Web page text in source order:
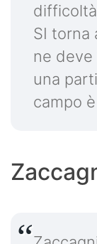
SI torna
ne
una
campo